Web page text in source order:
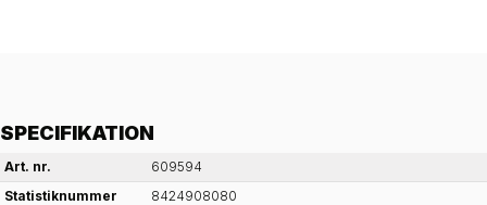
SPECIFIKATION
Art. nr.
609594
Statistiknummer
8424908080